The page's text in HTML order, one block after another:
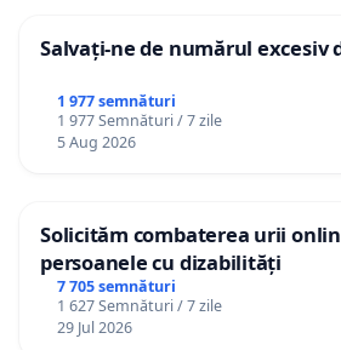
Salvați-ne de numărul excesiv
1 977 semnături
1 977 Semnături / 7 zile
5 Aug 2026
Solicităm combaterea urii
persoanele cu dizabilități
7 705 semnături
1 627 Semnături / 7 zile
29 Jul 2026